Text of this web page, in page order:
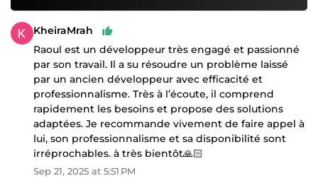
KheiraMrah
Raoul est un développeur très engagé et passionné
par son travail. Il a su résoudre un problème laissé
par un ancien développeur avec efficacité et
professionnalisme. Très à l’écoute, il comprend
rapidement les besoins et propose des solutions
adaptées. Je recommande vivement de faire appel à
lui, son professionnalisme et sa disponibilité sont
irréprochables. à très bientôt🙏🏻
Sep 21, 2025 at 5:51 PM